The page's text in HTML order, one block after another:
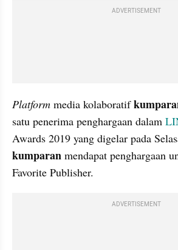
ADVERTISEMENT
Platform media kolaboratif
satu penerima penghargaan dalam
kumparan mendapat penghargaan
Favorite Publisher.
ADVERTISEMENT